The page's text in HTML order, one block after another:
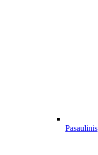
Pasaulinis